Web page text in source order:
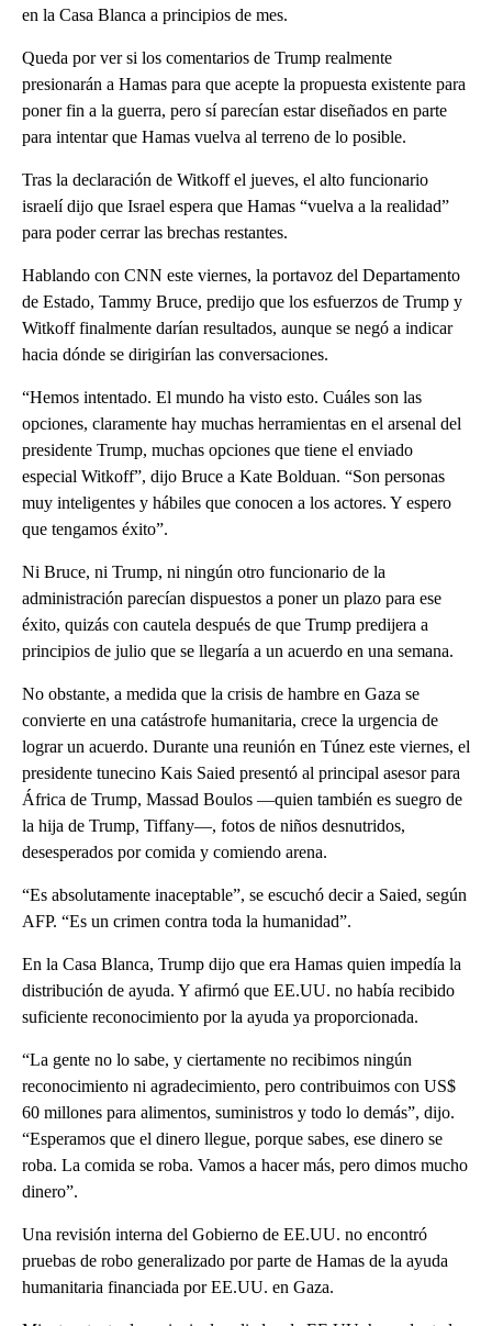
en la Casa Blanca a principios de mes.
Queda por ver si los comentarios de Trump realmente
presionarán a Hamas para que acepte la propuesta existente para
poner fin a la guerra, pero sí parecían estar diseñados en parte
para intentar que Hamas vuelva al terreno de lo posible.
Tras la declaración de Witkoff el jueves, el alto funcionario
israelí dijo que Israel espera que Hamas “vuelva a la realidad”
para poder cerrar las brechas restantes.
Hablando con CNN este viernes, la portavoz del Departamento
de Estado, Tammy Bruce, predijo que los esfuerzos de Trump y
Witkoff finalmente darían resultados, aunque se negó a indicar
hacia dónde se dirigirían las conversaciones.
“Hemos intentado. El mundo ha visto esto. Cuáles son las
opciones, claramente hay muchas herramientas en el arsenal del
presidente Trump, muchas opciones que tiene el enviado
especial Witkoff”, dijo Bruce a Kate Bolduan. “Son personas
muy inteligentes y hábiles que conocen a los actores. Y espero
que tengamos éxito”.
Ni Bruce, ni Trump, ni ningún otro funcionario de la
administración parecían dispuestos a poner un plazo para ese
éxito, quizás con cautela después de que Trump predijera a
principios de julio que se llegaría a un acuerdo en una semana.
No obstante, a medida que la crisis de hambre en Gaza se
convierte en una catástrofe humanitaria, crece la urgencia de
lograr un acuerdo. Durante una reunión en Túnez este viernes, el
presidente tunecino Kais Saied presentó al principal asesor para
África de Trump, Massad Boulos —quien también es suegro de
la hija de Trump, Tiffany—, fotos de niños desnutridos,
desesperados por comida y comiendo arena.
“Es absolutamente inaceptable”, se escuchó decir a Saied, según
AFP. “Es un crimen contra toda la humanidad”.
En la Casa Blanca, Trump dijo que era Hamas quien impedía la
distribución de ayuda. Y afirmó que EE.UU. no había recibido
suficiente reconocimiento por la ayuda ya proporcionada.
“La gente no lo sabe, y ciertamente no recibimos ningún
reconocimiento ni agradecimiento, pero contribuimos con US$
60 millones para alimentos, suministros y todo lo demás”, dijo.
“Esperamos que el dinero llegue, porque sabes, ese dinero se
roba. La comida se roba. Vamos a hacer más, pero dimos mucho
dinero”.
Una revisión interna del Gobierno de EE.UU. no encontró
pruebas de robo generalizado por parte de Hamas de la ayuda
humanitaria financiada por EE.UU. en Gaza.